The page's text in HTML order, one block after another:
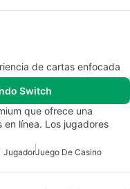
de cartas enfocada
Switch
que ofrece una
línea. Los jugadores
JugadorJuego De Casino